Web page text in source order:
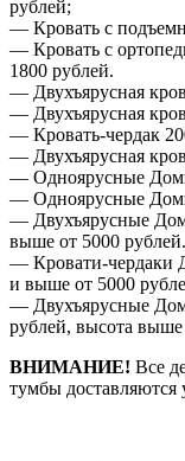
рублей;
— Кровать с
— Кровать с
1800 рублей.
— Двухъярусная
— Двухъярусная
— Кровать-чердак
— Двухъярусная
— Одноярусные
— Одноярусные
— Двухъярусные
выше от 5000 рублей.
— Кровати-чердаки
и выше от 5000
— Двухъярусные
рублей, высота
ВНИМАНИЕ! Все
тумбы доставляются